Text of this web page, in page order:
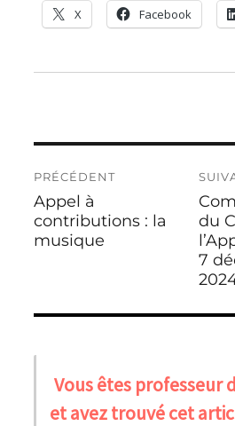
X Facebook
PRÉCÉDENT
Appel à
contributions : la
musique
du
7
Vous êtes professeur
et avez trouvé cet